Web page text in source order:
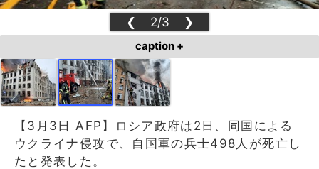
❮ 2/3 ❯
caption +
【3月3日 AFP】ロシア政府は2日、同国による
ウクライナ侵攻で、自国軍の兵士498人が死亡し
たと発表した。